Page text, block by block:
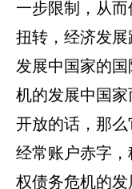
一步限制，从
扭转，经济发
发展中国家的
机的发展中国
开放的话，那
经常账户赤字
权债务危机的